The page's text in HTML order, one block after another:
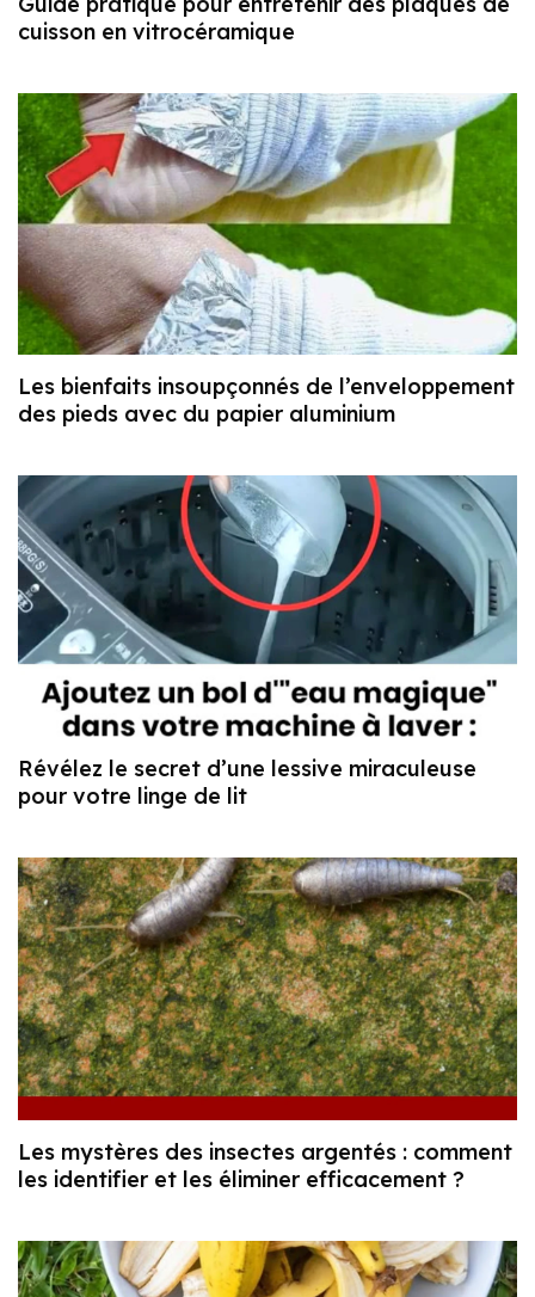
cuisson en vitrocéramique
Les bienfaits insoupçonnés de l’enveloppement
des pieds avec du papier aluminium
Révélez le secret d’une lessive miraculeuse
pour votre linge de lit
Les mystères des insectes argentés : comment
les identifier et les éliminer efficacement ?